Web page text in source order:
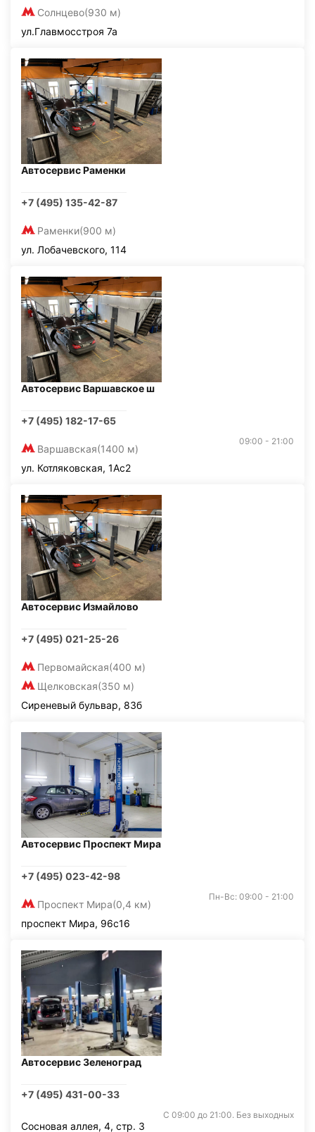
Солнцево(930 м)
ул.Главмосстроя 7а
Автосервис Раменки
+7 (495) 135-42-87
Раменки(900 м)
ул. Лобачевского, 114
Автосервис Варшавское ш
+7 (495) 182-17-65
Варшавская(1400 м)
09:00 - 21:00
ул. Котляковская, 1Ас2
Автосервис Измайлово
+7 (495) 021-25-26
Первомайская(400 м)
Щелковская(350 м)
Сиреневый бульвар, 83б
Автосервис Проспект Мира
+7 (495) 023-42-98
Проспект Мира(0,4 км)
Пн-Вс: 09:00 - 21:00
проспект Мира, 96с16
Автосервис Зеленоград
+7 (495) 431-00-33
С 09:00 до 21:00. Без выходных
Сосновая аллея, 4, стр. 3